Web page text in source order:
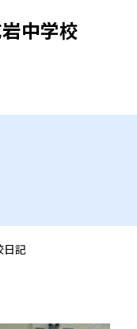
中学校
日記